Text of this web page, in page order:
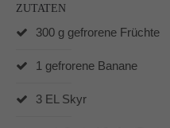
Schreibt mir!
Maren Kuçi
ZUTATEN
300 g gefrorene Früchte
1 gefrorene Banane
3 EL Skyr